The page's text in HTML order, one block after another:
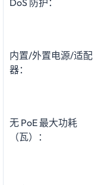
内置/外置电源/适配
器：
无 PoE 最大功耗
（瓦）：